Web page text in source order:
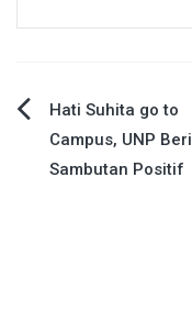
Navigasi
pos
Hati Suhita go to
Campus, UNP Beri
Sambutan Positif